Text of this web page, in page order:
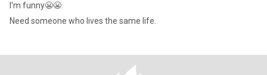
I'm funny😬😬.
Need someone who lives the same life.